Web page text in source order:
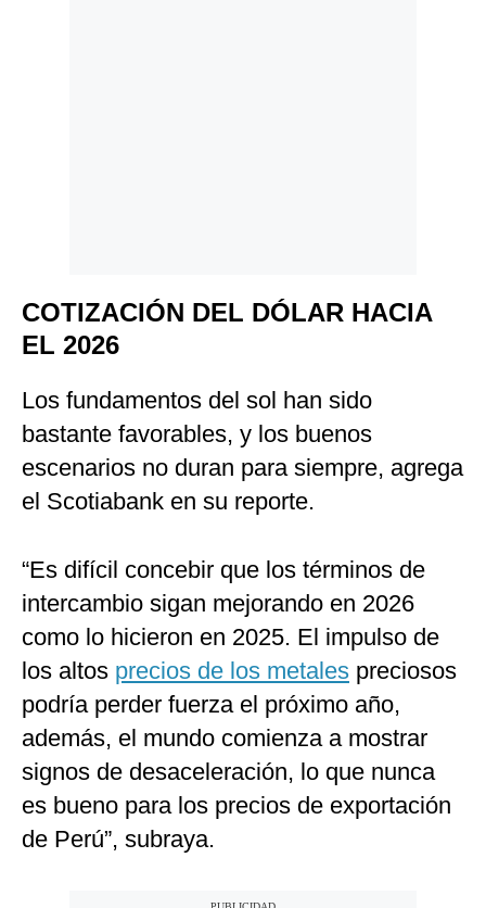
COTIZACIÓN DEL DÓLAR HACIA
EL 2026
Los fundamentos del sol han sido
bastante favorables, y los buenos
escenarios no duran para siempre, agrega
el Scotiabank en su reporte.
“Es difícil concebir que los términos de
intercambio sigan mejorando en 2026
como lo hicieron en 2025. El impulso de
los altos precios de los metales preciosos
podría perder fuerza el próximo año,
además, el mundo comienza a mostrar
signos de desaceleración, lo que nunca
es bueno para los precios de exportación
de Perú”, subraya.